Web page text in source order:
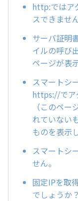
http:ではア
スできませ
サーバ証明
イルの呼び
ページが表
スマートシ
https://でア
（このペ
れていない
ものを表示
スマートシ
せん。
固定IPを取
でしょうか？